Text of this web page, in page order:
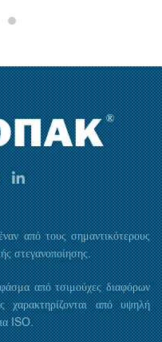
από τους σημαντικότερους
στεγανοποίησης.
από τσιμούχες διαφόρων
από υψηλή
ISO.